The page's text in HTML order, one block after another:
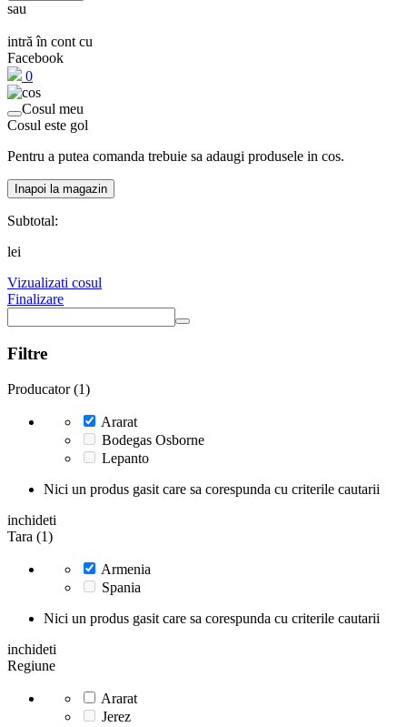
sau
intră în cont cu
Facebook
0
Cosul meu
Cosul este gol
Pentru a putea comanda trebuie sa adaugi produsele in cos.
Inapoi la magazin
Subtotal:
lei
Vizualizati cosul
Finalizare
Filtre
Producator (1)
Ararat
Bodegas Osborne
Lepanto
Nici un produs gasit care sa corespunda cu criterile cautarii
inchideti
Tara (1)
Armenia
Spania
Nici un produs gasit care sa corespunda cu criterile cautarii
inchideti
Regiune
Ararat
Jerez